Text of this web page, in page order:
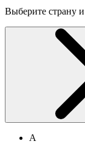
Выберите страну
А